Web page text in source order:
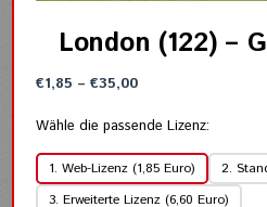
London (122) –
€1,85 –€35,00Preisspanne:
bis
€35,00
Wähle die passende Lizenz:
1. Web-Lizenz (1,85 Euro)
2.
3. Erweiterte Lizenz (6,60 Euro)